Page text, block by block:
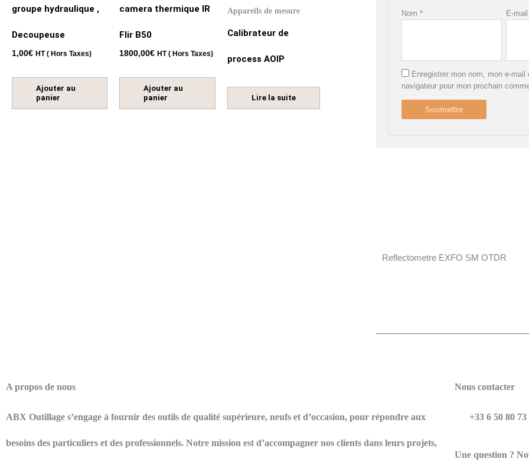
groupe hydraulique ,
Decoupeuse
1,00€ HT ( Hors Taxes)
Ajouter au
panier
camera thermique IR
Flir B50
1800,00€ HT ( Hors Taxes)
Ajouter au
panier
Appareils de mesure
Calibrateur de
process AOIP
Lire la suite
Nom * E-mail
Enregistrer mon nom, mon e-
navigateur pour mon prochain
Reflectometre EXFO SM OTDR
A propos de nous
ABX Outillage s’engage à fournir des outils de qualité supérieure, neufs et d’occasion, pour répondre aux
besoins des particuliers et des professionnels. Notre mission est d’accompagner nos clients dans leurs projets,
Nous contacter
+33 6 50 80 73
Une question ?